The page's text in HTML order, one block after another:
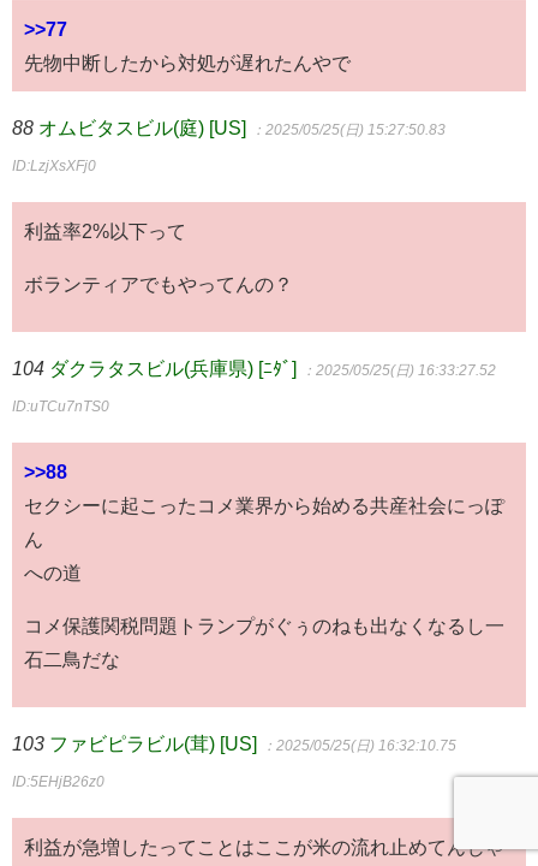
>>77
先物中断したから対処が遅れたんやで
88 オムビタスビル(庭) [US] ：2025/05/25(日) 15:27:50.83
ID:LzjXsXFj0
利益率2%以下って
ボランティアでもやってんの？
104 ダクラタスビル(兵庫県) [ﾆﾀﾞ] ：2025/05/25(日) 16:33:27.52
ID:uTCu7nTS0
>>88
セクシーに起こったコメ業界から始める共産社会にっぽ
ん
への道
コメ保護関税問題トランプがぐぅのねも出なくなるし一
石二鳥だな
103 ファビピラビル(茸) [US] ：2025/05/25(日) 16:32:10.75
ID:5EHjB26z0
利益が急増したってことはここが米の流れ止めてんじゃ